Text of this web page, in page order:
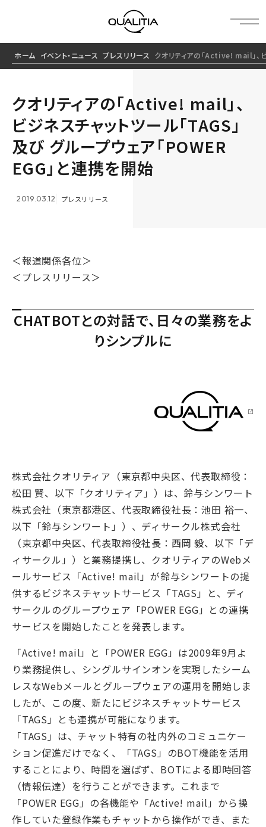
ホーム イベント・ニュース プレスリリース クオリティアの「Active! mail」、
クオリティアの「Active! mail」、
ビジネスチャットツール「TAGS」
及び グループウェア「POWER
EGG」と連携を開始
2019.03.12 プレスリリース
＜報道関係各位＞
＜プレスリリース＞
CHATBOTとの対話で、日々の業務をよ
りシンプルに
株式会社クオリティア（東京都中央区、代表取締役：
松田 賢、以下「クオリティア」）は、鈴与シンワート
株式会社（東京都港区、代表取締役社長：池田 裕一、
以下「鈴与シンワート」）、ディサークル株式会社
（東京都中央区、代表取締役社長：西岡 毅、以下「デ
ィサークル」）と業務提携し、クオリティアのWebメ
ールサービス「Active! mail」が鈴与シンワートの提
供するビジネスチャットサービス「TAGS」と、ディ
サークルのグループウェア「POWER EGG」との連携
サービスを開始したことを発表します。
「Active! mail」と「POWER EGG」は2009年9月よ
り業務提供し、シングルサインオンを実現したシーム
レスなWebメールとグループウェアの運用を開始しま
したが、この度、新たにビジネスチャットサービス
「TAGS」とも連携が可能になります。
「TAGS」は、チャット特有の社内外のコミュニケー
ション促進だけでなく、「TAGS」のBOT機能を活用
することにより、時間を選ばず、BOTによる即時回答
（情報伝達）を行うことができます。これまで
「POWER EGG」の各機能や「Active! mail」から操
作していた登録作業もチャットから操作ができ、また